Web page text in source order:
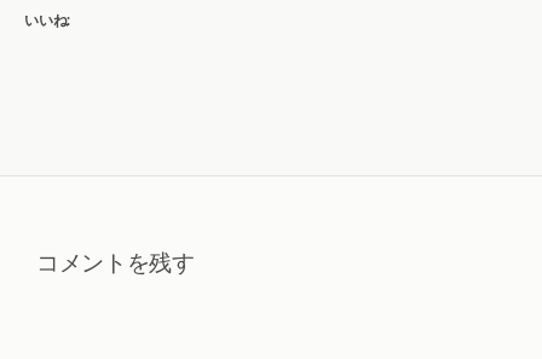
いいね:
コメントを残す